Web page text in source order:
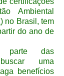
Ambiental
) no Brasil, tem
do ano de
parte das
uma
benefícios